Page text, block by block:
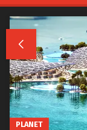

PLANET